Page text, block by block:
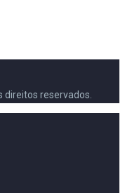
direitos reservados.